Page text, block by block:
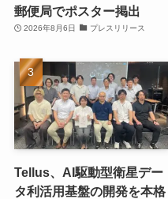
郵便局でポスター掲出
2026年8月6日 プレスリリース
Tellus、AI駆動型衛星デー
タ利活用基盤の開発を本格